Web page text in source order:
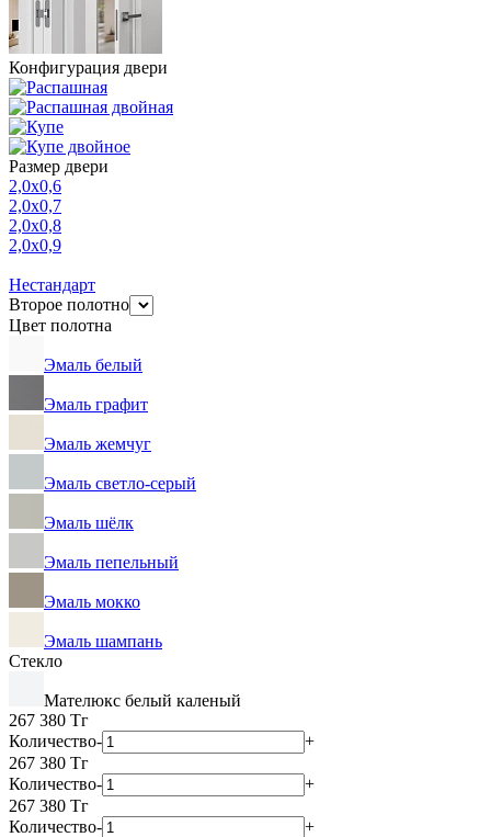
Конфигурация двери
Размер двери
2,0х0,6
2,0х0,7
2,0х0,8
2,0х0,9
Нестандарт
Второе полотно
Цвет полотна
Эмаль белый
Эмаль графит
Эмаль жемчуг
Эмаль светло-серый
Эмаль шёлк
Эмаль пепельный
Эмаль мокко
Эмаль шампань
Стекло
Мателюкс белый каленый
267 380 Тг
Количество-
+
267 380 Тг
Количество-
+
267 380 Тг
Количество-
+